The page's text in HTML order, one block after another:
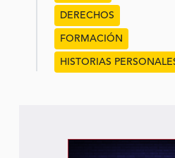
DERECHOS
FORMACIÓN
HISTORIAS